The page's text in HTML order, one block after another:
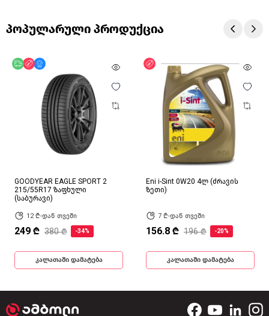
პოპულარული პროდუქცია
უფასო მიწოდება
ფასდაკლება
GOODYEAR EAGLE SPORT 2
215/55R17 ზაფხული
(საბურავი)
12 ₾-დან თვეში
249 ₾ 380 ₾ -34%
კალათაში დამატება
ფასდაკლება
Eni i-Sint 0W20 4ლ (ძრავის
ზეთი)
7 ₾-დან თვეში
156.8 ₾ 196 ₾ -20%
კალათაში დამატება